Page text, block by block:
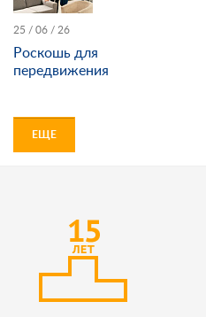
25 / 06 / 26
Роскошь для
передвижения
ЕЩЕ